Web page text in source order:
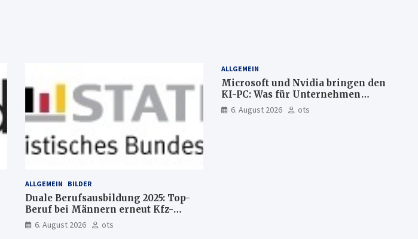
ALLGEMEIN BILDER
Duale Berufsausbildung 2025: Top-
Beruf bei Männern erneut Kfz-
Mechatroniker, bei Frauen
medizinische Fachangestellte
6. August 2026 ots
ALLGEMEIN
Microsoft und Nvidia bringen den
KI-PC: Was für Unternehmen
künftig direkt auf Ihrem Computer
läuft und was weiter in der Cloud
6. August 2026 ots